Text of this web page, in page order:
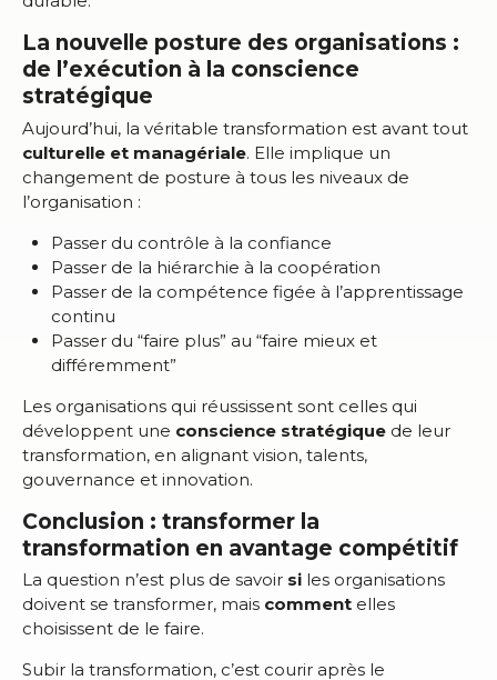
La nouvelle posture des organisations :
de l’exécution à la conscience
stratégique
Aujourd’hui, la véritable transformation est avant tout
culturelle et managériale. Elle implique un
changement de posture à tous les niveaux de
l’organisation :
Passer du contrôle à la confiance
Passer de la hiérarchie à la coopération
Passer de la compétence figée à l’apprentissage
continu
Passer du “faire plus” au “faire mieux et
différemment”
Les organisations qui réussissent sont celles qui
développent une conscience stratégique de leur
transformation, en alignant vision, talents,
gouvernance et innovation.
Conclusion : transformer la
transformation en avantage compétitif
La question n’est plus de savoir si les organisations
doivent se transformer, mais comment elles
choisissent de le faire.
Subir la transformation, c’est courir après le